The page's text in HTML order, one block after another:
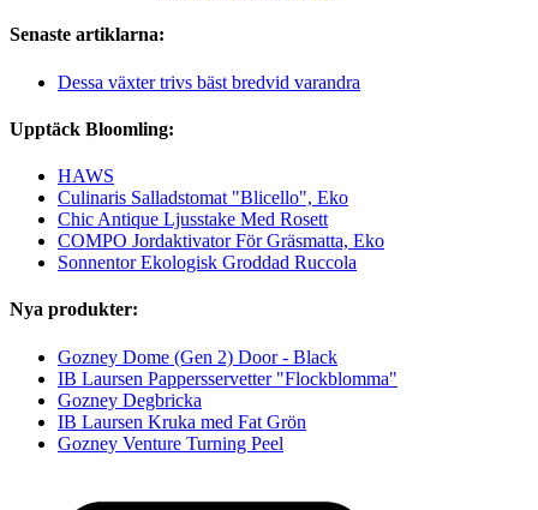
Senaste artiklarna:
Dessa växter trivs bäst bredvid varandra
Upptäck Bloomling:
HAWS
Culinaris Salladstomat "Blicello", Eko
Chic Antique Ljusstake Med Rosett
COMPO Jordaktivator För Gräsmatta, Eko
Sonnentor Ekologisk Groddad Ruccola
Nya produkter:
Gozney Dome (Gen 2) Door - Black
IB Laursen Pappersservetter "Flockblomma"
Gozney Degbricka
IB Laursen Kruka med Fat Grön
Gozney Venture Turning Peel